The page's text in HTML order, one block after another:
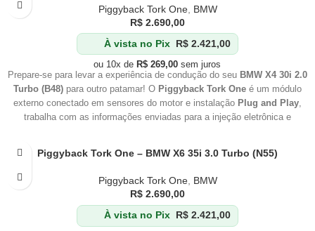
Piggyback Tork One, BMW
R$ 2.690,00
À vista no Pix R$ 2.421,00
ou 10x de R$ 269,00 sem juros
Prepare-se para levar a experiência de condução do seu BMW X4 30i 2.0
Turbo (B48) para outro patamar! O Piggyback Tork One é um módulo
externo conectado em sensores do motor e instalação Plug and Play,
trabalha com as informações enviadas para a injeção eletrônica e
Piggyback Tork One – BMW X6 35i 3.0 Turbo (N55)
Piggyback Tork One, BMW
R$ 2.690,00
À vista no Pix R$ 2.421,00